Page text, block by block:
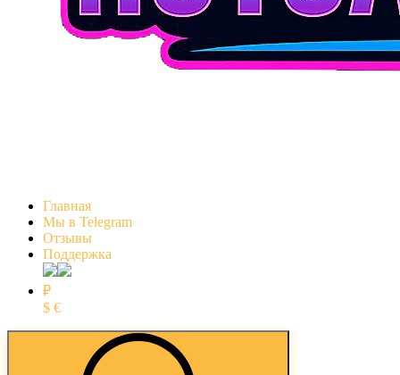
Главная
Мы в Telegram
Отзывы
Поддержка
₽
$ €